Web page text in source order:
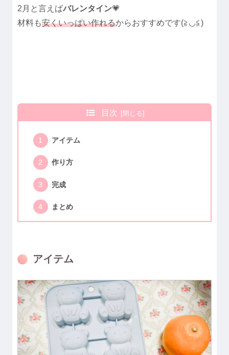
2月と言えばバレンタイン💗
材料も安くいっぱい作れるからおすすめです(≧◡≦)
目次
アイテム
作り方
完成
まとめ
アイテム